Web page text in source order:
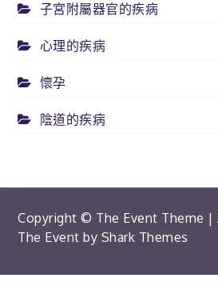
子宮附屬器官的疾病
心理的疾病
懷孕
陰道的疾病
Copyright © The Event Theme |
The Event by Shark Themes